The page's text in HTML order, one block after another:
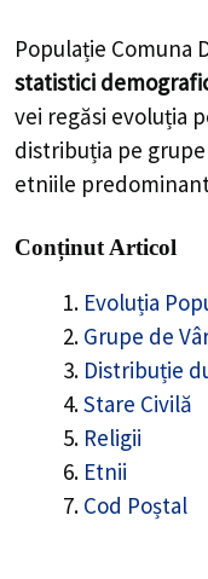
Populație Comuna
statistici
vei regăsi evoluția
distribuția pe
etniile
Conținut Articol
Evoluția
Grupe de
Distribuție
Stare Civilă
Religii
Etnii
Cod Poștal